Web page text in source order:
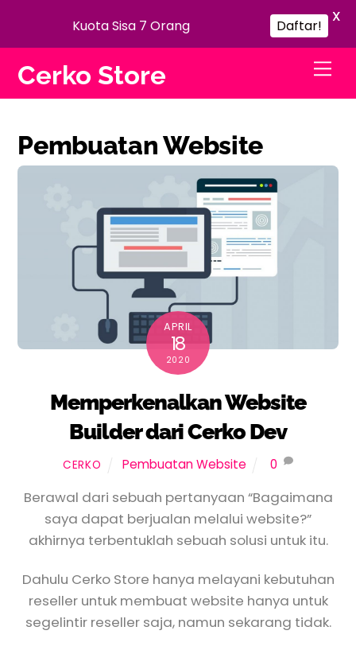
content
Cerko Store
Pembuatan Website
APRIL
18
2020
Memperkenalkan Website
Builder dari Cerko Dev
CERKO Pembuatan Website 0
Berawal dari sebuah pertanyaan “Bagaimana
saya dapat berjualan melalui website?”
akhirnya terbentuklah sebuah solusi untuk itu.
Dahulu Cerko Store hanya melayani kebutuhan
reseller untuk membuat website hanya untuk
segelintir reseller saja, namun sekarang tidak.
Kuota Sisa 7 Orang Daftar!
X